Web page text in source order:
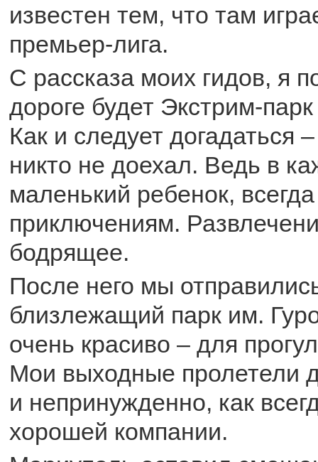
известен тем, что там
премьер-лига.
С рассказа моих гидов, я
дороге будет Экстрим-
Как и следует догадаться
никто не доехал. Ведь в
маленький ребенок,
приключениям.
бодрящее.
После него мы
близлежащий парк им.
очень красиво – для
Мои выходные пролетели
и непринужденно, как
хорошей компании.